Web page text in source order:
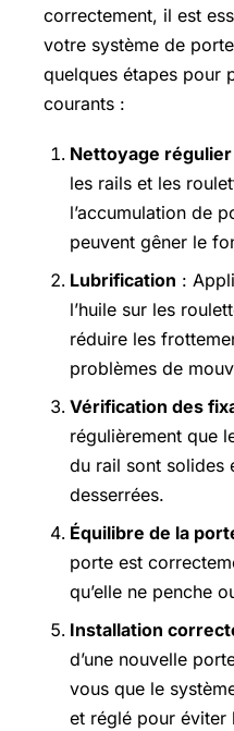
correctement, il est
votre système de
quelques étapes pour
courants :
Nettoyage régulier
les rails et les
l’accumulation de
peuvent gêner le
Lubrification :
l’huile sur les
réduire les
problèmes de
Vérification des
régulièrement que
du rail sont solides
desserrées.
Équilibre de la
porte est
qu’elle ne penche
Installation
d’une nouvelle
vous que le
et réglé pour éviter